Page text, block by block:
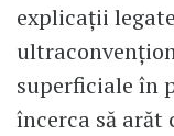
explicații
superficiale în
încerca să arăt